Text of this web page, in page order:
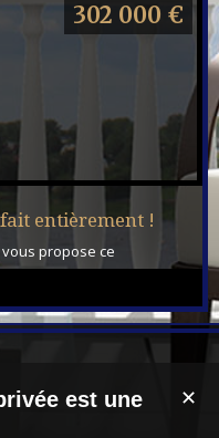
entièrement !
vous propose ce
il y a 5 ans avec une
Perret. Il comprend :
chambres, salle de bains,
grenier. Les + : Secteur
gaz de ville - Isaolation
302 000 €
✕
est une